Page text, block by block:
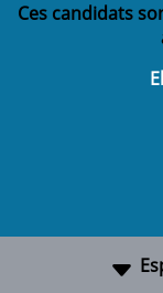
Ces candidats